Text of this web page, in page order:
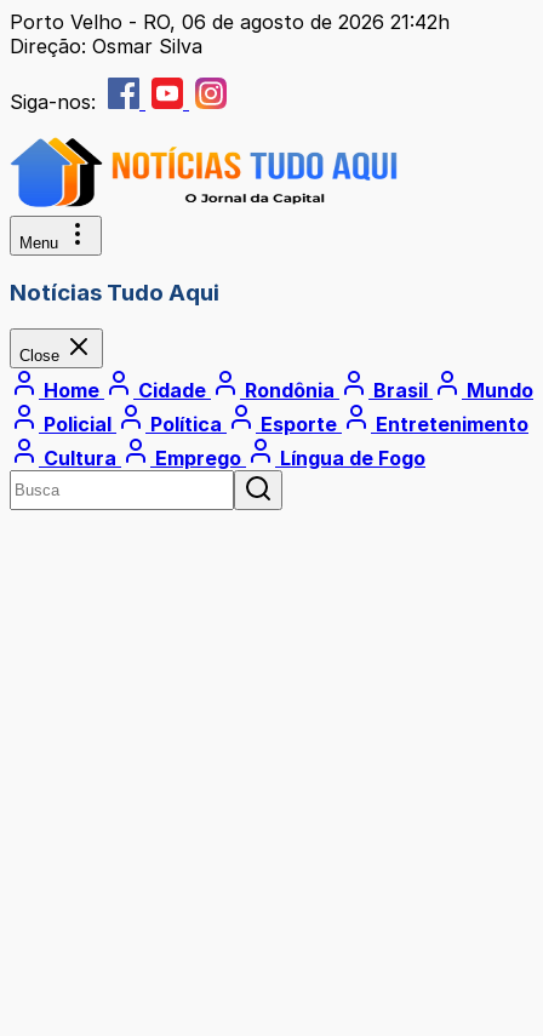
Porto Velho - RO, 06 de agosto de 2026 21:42h
Direção: Osmar Silva
Siga-nos:
Menu
Notícias Tudo Aqui
Close
Home Cidade Rondônia Brasil
Mundo
Policial
Política Esporte
Entretenimento
Cultura
Emprego Língua de Fogo